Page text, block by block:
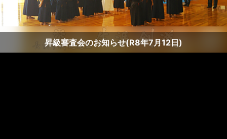
昇級審査会のお知らせ(R8年7月12日)